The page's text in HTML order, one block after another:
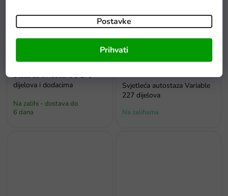
Postavke
Prihvati
Staza za dinosaure s 270
dijelova i dodacima
Na zalihi - dostava do
6 dana
Svjetleća autostaza Variable
227 dijelova
Na zalihama